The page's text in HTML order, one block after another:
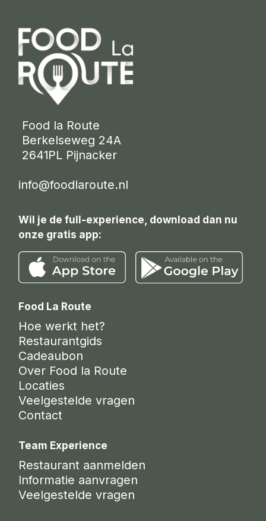
Food la Route
Berkelseweg 24A
2641PL Pijnacker
info@foodlaroute.nl
Wil je de full-experience, download dan nu
onze gratis app:
Food La Route
Hoe werkt het?
Restaurantgids
Cadeaubon
Over Food la Route
Locaties
Veelgestelde vragen
Contact
Team Experience
Restaurant aanmelden
Informatie aanvragen
Veelgestelde vragen